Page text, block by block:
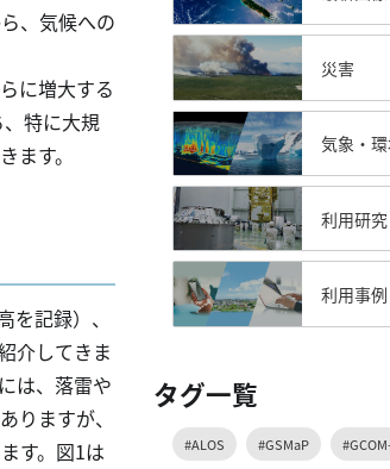
、気候への
に増大する
特に大規
す。
記録）、
介してきま
は、落雷や
りますが、
す。図1は
災害
気象・
利用研究
利用事例
タグ一覧
#ALOS #GSMaP